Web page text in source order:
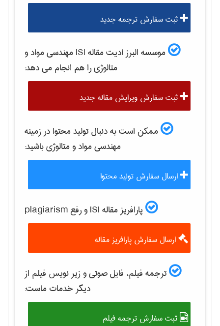
ثبت سفارش ترجمه جدید
موسسه البرز ادیت مقاله ISI
مهندسی مواد و
متالوژیرا هم انجام می دهد:
ثبت سفارش ویرایش مقاله جدید
ممکن است به دنبال تولید محتوا در زمینه
مهندسی مواد و متالوژیباشید:
ارسال سفارش تولید محتوا
پارافریز مقاله ISI و رفع plagiarism
ارسال سفارش پارافریز مقاله
ترجمه فیلم، فایل صوتی و زیر نویس فیلم از
دیگر خدمات ماست:
ثبت سفارش ترجمه فیلم